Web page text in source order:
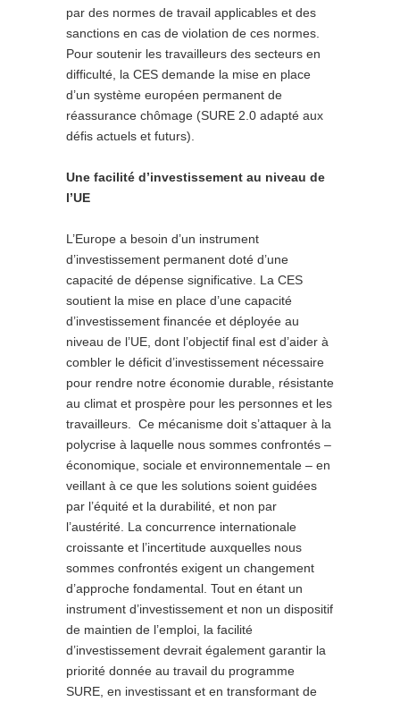
par des normes de travail applicables et des
sanctions en cas de violation de ces normes.
Pour soutenir les travailleurs des secteurs en
difficulté, la CES demande la mise en place
d’un système européen permanent de
réassurance chômage (SURE 2.0 adapté aux
défis actuels et futurs).
Une facilité d’investissement au niveau de
l’UE
L’Europe a besoin d’un instrument
d’investissement permanent doté d’une
capacité de dépense significative. La CES
soutient la mise en place d’une capacité
d’investissement financée et déployée au
niveau de l’UE, dont l’objectif final est d’aider à
combler le déficit d’investissement nécessaire
pour rendre notre économie durable, résistante
au climat et prospère pour les personnes et les
travailleurs. Ce mécanisme doit s’attaquer à la
polycrise à laquelle nous sommes confrontés –
économique, sociale et environnementale – en
veillant à ce que les solutions soient guidées
par l’équité et la durabilité, et non par
l’austérité. La concurrence internationale
croissante et l’incertitude auxquelles nous
sommes confrontés exigent un changement
d’approche fondamental. Tout en étant un
instrument d’investissement et non un dispositif
de maintien de l’emploi, la facilité
d’investissement devrait également garantir la
priorité donnée au travail du programme
SURE, en investissant et en transformant de